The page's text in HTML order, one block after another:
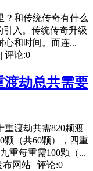
？和传统传奇有什么
引入。传统传奇升级
心和时间。而连...
评论:0
渡劫总共需要
重渡劫共需820颗渡
颗（共60颗），四重
重每重需100颗（...
布网站 | 评论:0